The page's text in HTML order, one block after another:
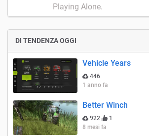
Playing Alone.
DI TENDENZA OGGI
Vehicle Years
446
1 anno fa
Better Winch
922
1
8 mesi fa